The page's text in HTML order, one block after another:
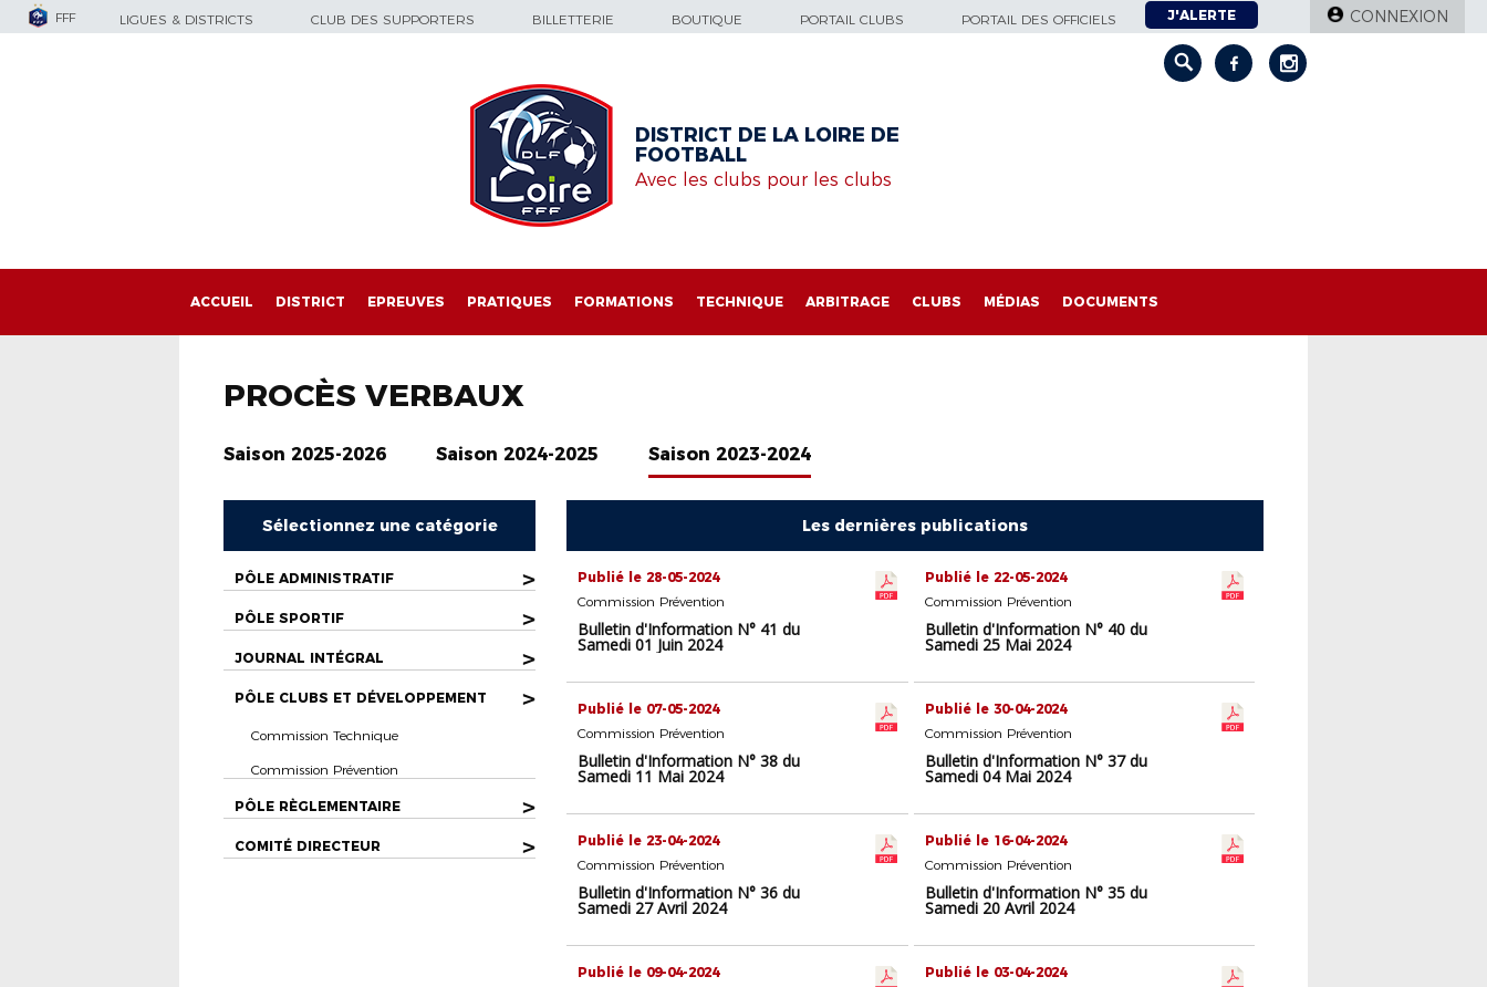
FFF LIGUES & DISTRICTS CLUB DES SUPPORTERS BILLETTERIE BOUTIQUE PORTAIL CLUBS PORTAIL DES OFFICIELS J'ALERTE CONNEXION
DISTRICT DE LA LOIRE DE
FOOTBALL
Avec les clubs pour les clubs
ACCUEIL DISTRICT EPREUVES PRATIQUES FORMATIONS TECHNIQUE ARBITRAGE CLUBS MÉDIAS DOCUMENTS
PROCÈS VERBAUX
Saison 2025-2026 Saison 2024-2025 Saison 2023-2024
Sélectionnez une catégorie
PÔLE ADMINISTRATIF >
PÔLE SPORTIF >
JOURNAL INTÉGRAL >
PÔLE CLUBS ET DÉVELOPPEMENT >
Commission Technique
Commission Prévention
PÔLE RÈGLEMENTAIRE >
COMITÉ DIRECTEUR >
Les dernières publications
Publié le 28-05-2024
Commission Prévention
Bulletin d'Information N° 41 du
Samedi 01 Juin 2024
Publié le 22-05-2024
Commission Prévention
Bulletin d'Information N° 40 du
Samedi 25 Mai 2024
Publié le 07-05-2024
Commission Prévention
Bulletin d'Information N° 38 du
Samedi 11 Mai 2024
Publié le 30-04-2024
Commission Prévention
Bulletin d'Information N° 37 du
Samedi 04 Mai 2024
Publié le 23-04-2024
Commission Prévention
Bulletin d'Information N° 36 du
Samedi 27 Avril 2024
Publié le 16-04-2024
Commission Prévention
Bulletin d'Information N° 35 du
Samedi 20 Avril 2024
Publié le 09-04-2024
Publié le 03-04-2024